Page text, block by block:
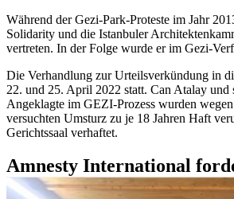
Während der Gezi-Park-Proteste im Jahr
Solidarity und die Istanbuler
vertreten. In der Folge wurde er im Gezi-
Die Verhandlung zur Urteilsverkündung in
22. und 25. April 2022 statt. Can Atalay und
Angeklagte im GEZI-Prozess wurden
versuchten Umsturz zu je 18 Jahren Haft
Gerichtssaal verhaftet.
Amnesty International